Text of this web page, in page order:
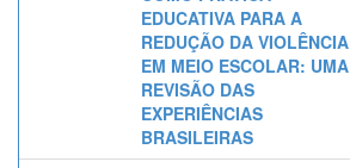
EDUCATIVA PARA A
REDUÇÃO DA VIOLÊNCIA
EM MEIO ESCOLAR: UMA
REVISÃO DAS
EXPERIÊNCIAS
BRASILEIRAS